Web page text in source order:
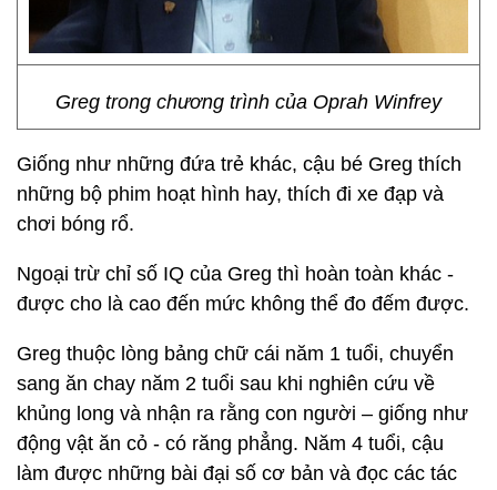
Greg trong chương trình của Oprah Winfrey
Giống như những đứa trẻ khác, cậu bé Greg thích
những bộ phim hoạt hình hay, thích đi xe đạp và
chơi bóng rổ.
Ngoại trừ chỉ số IQ của Greg thì hoàn toàn khác -
được cho là cao đến mức không thể đo đếm được.
Greg thuộc lòng bảng chữ cái năm 1 tuổi, chuyển
sang ăn chay năm 2 tuổi sau khi nghiên cứu về
khủng long và nhận ra rằng con người – giống như
động vật ăn cỏ - có răng phẳng. Năm 4 tuổi, cậu
làm được những bài đại số cơ bản và đọc các tác